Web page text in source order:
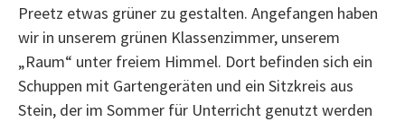
Preetz etwas grüner zu gestalten. Angefangen haben
wir in unserem grünen Klassenzimmer, unserem
„Raum“ unter freiem Himmel. Dort befinden sich ein
Schuppen mit Gartengeräten und ein Sitzkreis aus
Stein, der im Sommer für Unterricht genutzt werden